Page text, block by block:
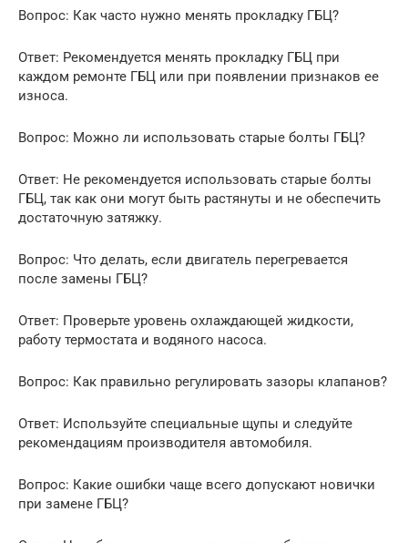
Вопрос: Как часто нужно менять прокладку ГБЦ?
Ответ: Рекомендуется менять прокладку ГБЦ при
каждом ремонте ГБЦ или при появлении признаков ее
износа.
Вопрос: Можно ли использовать старые болты ГБЦ?
Ответ: Не рекомендуется использовать старые болты
ГБЦ, так как они могут быть растянуты и не обеспечить
достаточную затяжку.
Вопрос: Что делать, если двигатель перегревается
после замены ГБЦ?
Ответ: Проверьте уровень охлаждающей жидкости,
работу термостата и водяного насоса.
Вопрос: Как правильно регулировать зазоры клапанов?
Ответ: Используйте специальные щупы и следуйте
рекомендациям производителя автомобиля.
Вопрос: Какие ошибки чаще всего допускают новички
при замене ГБЦ?